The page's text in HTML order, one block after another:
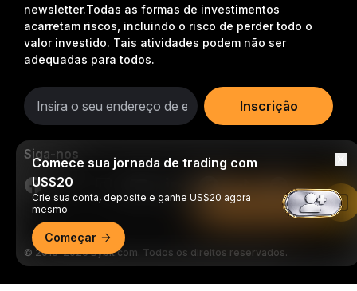
newsletter.Todas as formas de investimentos
acarretam riscos, incluindo o risco de perder todo o
valor investido. Tais atividades podem não ser
adequadas para todos.
Inscrição
Siga-nos
© 2018-2026 Bybit.com. Todos os direitos reservados.
Comece sua jornada de trading com
US$20
Crie sua conta, deposite e ganhe US$20 agora
mesmo
Começar
Leia no app da Bybit